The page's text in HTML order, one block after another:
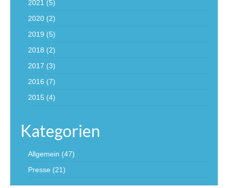
2021 (5)
2020 (2)
2019 (5)
2018 (2)
2017 (3)
2016 (7)
2015 (4)
Kategorien
Allgemein (47)
Presse (21)